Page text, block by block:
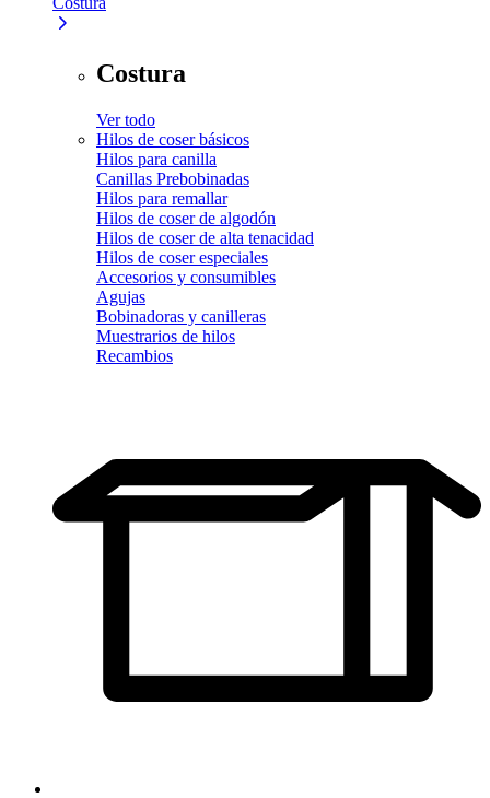
Costura
Ver todo
Hilos de coser básicos
Hilos para canilla
Canillas Prebobinadas
Hilos para remallar
Hilos de coser de algodón
Hilos de coser de alta tenacidad
Hilos de coser especiales
Accesorios y consumibles
Agujas
Bobinadoras y canilleras
Muestrarios de hilos
Recambios